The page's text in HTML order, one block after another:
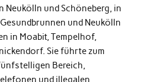
Neukölln und Schöneberg, in
und Neukölln
in Moabit, Tempelhof,
Sie führte zum
Bereich,
und illegalen